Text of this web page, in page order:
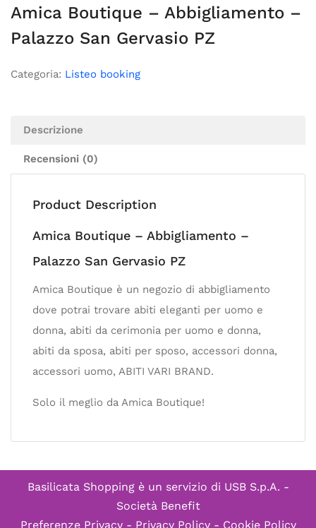
Amica Boutique – Abbigliamento –
Palazzo San Gervasio PZ
Categoria: Listeo booking
Descrizione
Recensioni (0)
Product Description
Amica Boutique – Abbigliamento –
Palazzo San Gervasio PZ
Amica Boutique è un negozio di abbigliamento
dove potrai trovare abiti eleganti per uomo e
donna, abiti da cerimonia per uomo e donna,
abiti da sposa, abiti per sposo, accessori donna,
accessori uomo, ABITI VARI BRAND.
Solo il meglio da Amica Boutique!
Basilicata Shopping è un servizio di USB S.p.A. -
Società Benefit
Preferenze Privacy- Privacy Policy- Cookie Policy